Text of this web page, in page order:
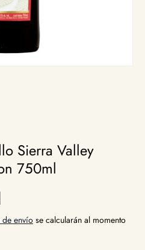
Sierra Valley
750ml
de envío se calcularán al momento